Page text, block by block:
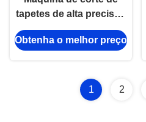
tapetes de alta precisão
com precisão de ± 0,01
mm e área de trabalho
automotivos
Obtenha o melhor preço
1 2